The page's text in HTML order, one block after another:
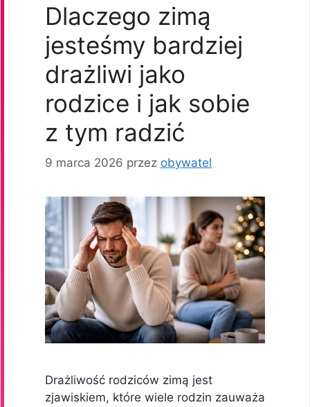
Dlaczego zimą
jesteśmy bardziej
drażliwi jako
rodzice i jak sobie
z tym radzić
9 marca 2026 przez obywatel
Drażliwość rodziców zimą jest
zjawiskiem, które wiele rodzin zauważa